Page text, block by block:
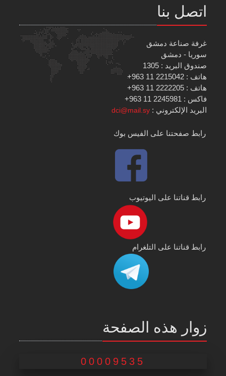
اتصل بنا
غرفة صناعة دمشق
سوريا - دمشق
صندوق البريد : 1305
هاتف : 2215042 11 963+
هاتف : 2222205 11 963+
فاكس : 2245981 11 963+
البريد الإلكتروني :dci@mail.sy
رابط صفحتنا على الفيس بوك
رابط قناتنا على اليوتيوب
رابط قناتنا على التلغرام
زوار هذه الصفحة
00009535